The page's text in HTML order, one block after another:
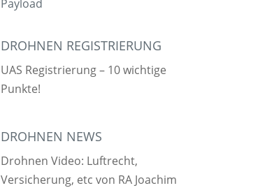
Payload
DROHNEN REGISTRIERUNG
UAS Registrierung – 10 wichtige
Punkte!
DROHNEN NEWS
Drohnen Video: Luftrecht,
Versicherung, etc von RA Joachim